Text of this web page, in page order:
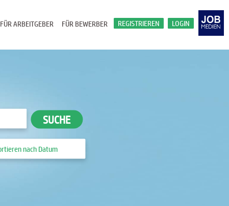
LOGIN
REGISTRIEREN
FÜR BEWERBER
FÜR ARBEITGEBER
SUCHE